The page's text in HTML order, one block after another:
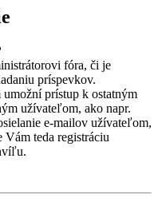
fóra, či je
príspevkov.
umožní prístup k ostatným
užívateľom, ako napr.
e-mailov užívateľom,
teda registráciu